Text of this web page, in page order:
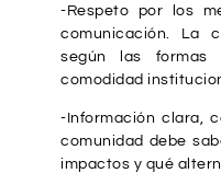
-Respeto por los
comunicación. La
según las
comodidad
-Información clara,
comunidad debe
impactos y qué